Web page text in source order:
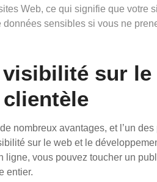
Web, ce qui signifie que votre
sensibles si vous ne
sur le
nombreux avantages, et l’un
sur le web et le
ligne, vous pouvez toucher un
entier.